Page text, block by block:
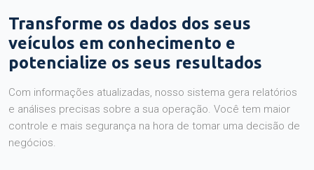
Transforme os dados dos seus
veículos em conhecimento e
potencialize os seus resultados
Com informações atualizadas, nosso sistema gera relatórios
e análises precisas sobre a sua operação. Você tem maior
controle e mais segurança na hora de tomar uma decisão de
negócios.